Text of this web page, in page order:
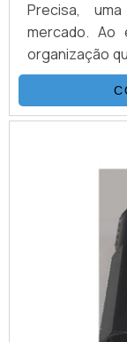
Precisa,
mercado.
organização
o cliente
para sanar
produto a
encontrar
em uma
segurança,